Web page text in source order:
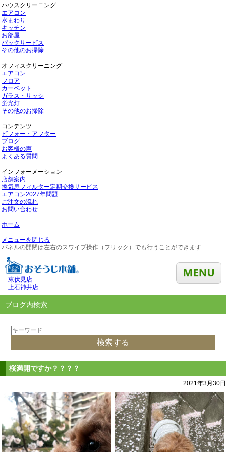
ハウスクリーニング
エアコン
水まわり
キッチン
お部屋
パックサービス
その他のお掃除
オフィスクリーニング
エアコン
フロア
カーペット
ガラス・サッシ
蛍光灯
その他のお掃除
コンテンツ
ビフォー・アフター
ブログ
お客様の声
よくある質問
インフォーメーション
店舗案内
換気扇フィルター定期交換サービス
エアコン2027年問題
ご注文の流れ
お問い合わせ
ホーム
メニューを閉じる
パネルの開閉は左右のスワイプ操作（フリック）でも行うことができます
東伏見店
上石神井店
ブログ内検索
桜満開ですか？？？？
2021年3月30日